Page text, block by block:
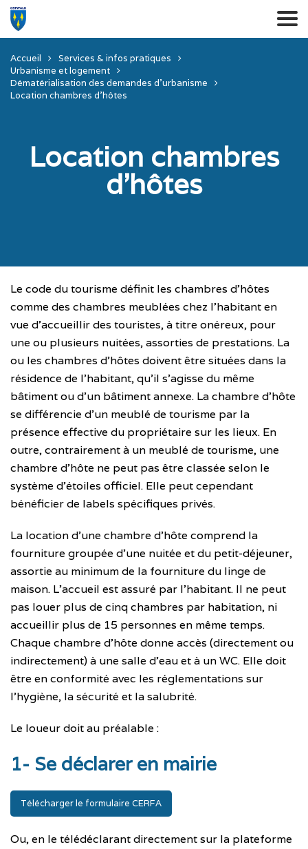
Accueil
Services & infos pratiques
Urbanisme et logement
Dématérialisation des demandes d’urbanisme
Location chambres d’hôtes
Location chambres
d’hôtes
Le code du tourisme définit les chambres d’hôtes
comme des chambres meublées chez l’habitant en
vue d’accueillir des touristes, à titre onéreux, pour
une ou plusieurs nuitées, assorties de prestations. La
ou les chambres d’hôtes doivent être situées dans la
résidence de l’habitant, qu’il s’agisse du même
bâtiment ou d’un bâtiment annexe. La chambre d’hôte
se différencie d’un meublé de tourisme par la
présence effective du propriétaire sur les lieux. En
outre, contrairement à un meublé de tourisme, une
chambre d’hôte ne peut pas être classée selon le
système d’étoiles officiel. Elle peut cependant
bénéficier de labels spécifiques privés.
La location d’une chambre d’hôte comprend la
fourniture groupée d’une nuitée et du petit-déjeuner,
assortie au minimum de la fourniture du linge de
maison. L’accueil est assuré par l’habitant. Il ne peut
pas louer plus de cinq chambres par habitation, ni
accueillir plus de 15 personnes en même temps.
Chaque chambre d’hôte donne accès (directement ou
indirectement) à une salle d’eau et à un WC. Elle doit
être en conformité avec les réglementations sur
l’hygiène, la sécurité et la salubrité.
Le loueur doit au préalable :
1- Se déclarer en mairie
Télécharger le formulaire CERFA
Ou, en le télédéclarant directement sur la plateforme